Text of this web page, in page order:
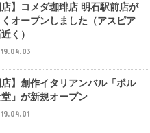
店】コメダ珈琲店 明石駅前店が
オープンしました（アスピア
く）
店】創作イタリアンバル「ポル
堂」が新規オープン